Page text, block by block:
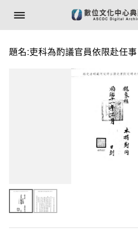
題名:吏科為酌議官員依限赴任事